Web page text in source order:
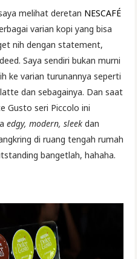
melihat deretan NESCAFÉ
varian kopi yang bisa
nih dengan statement,
Saya sendiri bukan murni
ke varian turunannya seperti
dan sebagainya. Dan saat
Gusto seri Piccolo ini
edgy, modern, sleek dan
di ruang tengah rumah
bangetlah, hahaha.